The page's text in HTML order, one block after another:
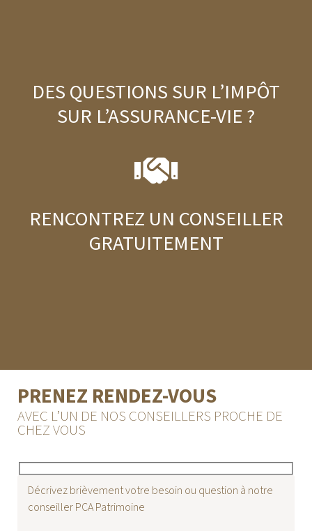
DES QUESTIONS SUR L’IMPÔT
SUR L’ASSURANCE-VIE ?
RENCONTREZ UN CONSEILLER
GRATUITEMENT
PRENEZ RENDEZ-VOUS
AVEC L’UN DE NOS CONSEILLERS PROCHE DE
CHEZ VOUS